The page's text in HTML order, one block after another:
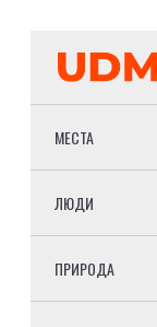
МЕСТА
ЛЮДИ
ПРИРОДА